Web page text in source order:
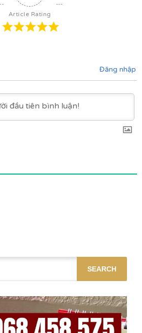
Article Rating
Đăng nhập
SEARCH